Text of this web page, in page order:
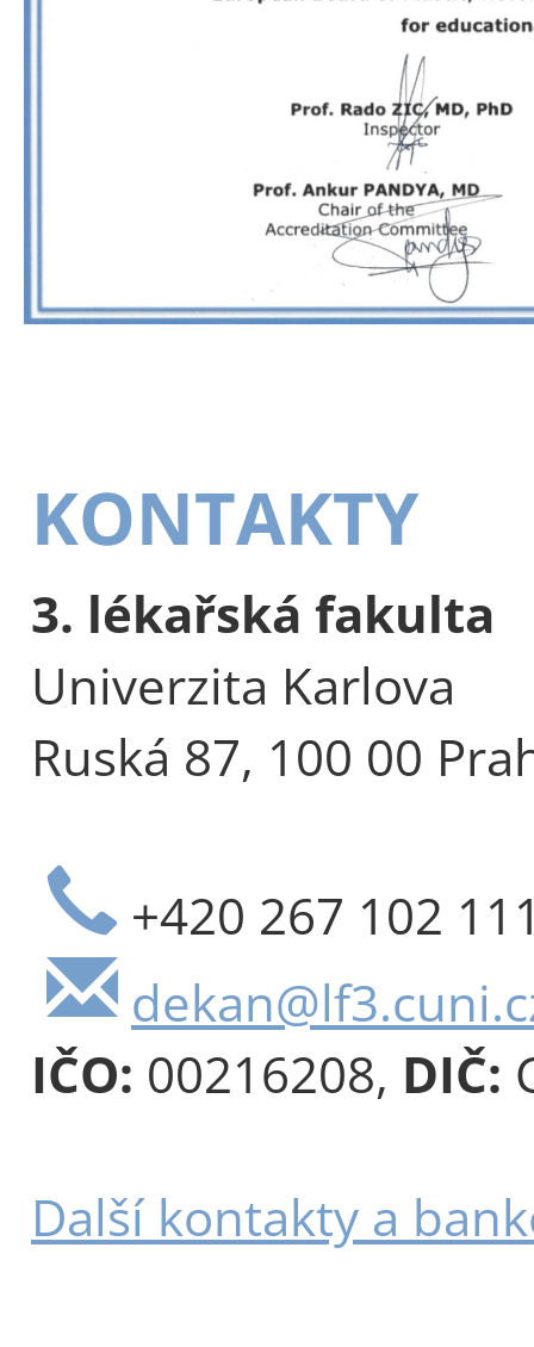
KONTAKTY
3. lékařská fakulta
Univerzita Karlova
Ruská 87, 100 00
+420 267 102
IČO: 00216208, DIČ:
Další kontakty a